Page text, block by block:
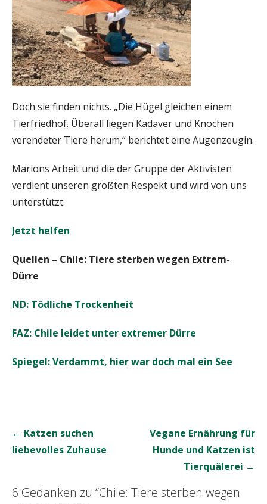
Doch sie finden nichts. „Die Hügel gleichen einem
Tierfriedhof. Überall liegen Kadaver und Knochen
verendeter Tiere herum,“ berichtet eine Augenzeugin.
Marions Arbeit und die der Gruppe der Aktivisten
verdient unseren größten Respekt und wird von uns
unterstützt.
Jetzt helfen
Quellen – Chile: Tiere sterben wegen Extrem-
Dürre
ND: Tödliche Trockenheit
FAZ: Chile leidet unter extremer Dürre
Spiegel: Verdammt, hier war doch mal ein See
Beitrags-
Navigation
← Katzen suchen
liebevolles Zuhause
Vegane Ernährung für
Hunde und Katzen ist
Tierquälerei →
6 Gedanken zu “Chile: Tiere sterben wegen